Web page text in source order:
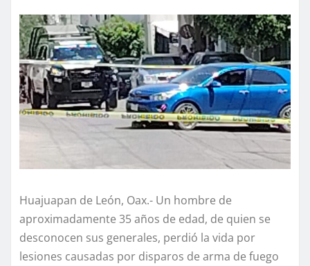
Huajuapan de León, Oax.- Un hombre de
aproximadamente 35 años de edad, de quien se
desconocen sus generales, perdió la vida por
lesiones causadas por disparos de arma de fuego